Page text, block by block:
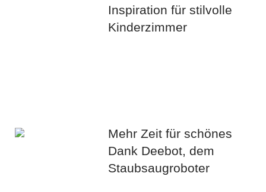
Inspiration für stilvolle
Kinderzimmer
Mehr Zeit für schönes
Dank Deebot, dem
Staubsaugroboter